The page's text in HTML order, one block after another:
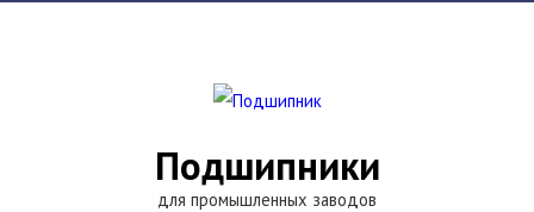
Подшипники
для промышленных заводов